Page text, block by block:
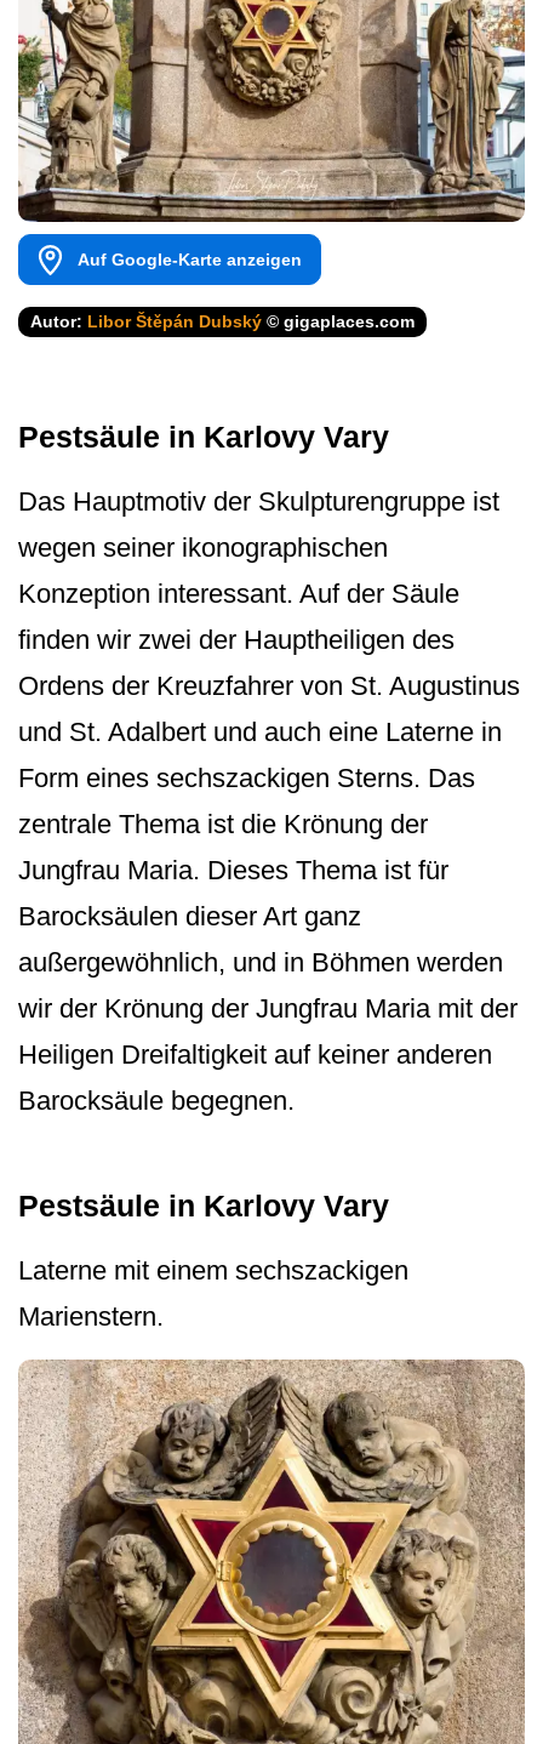
Auf Google-Karte anzeigen
Autor: Libor Štěpán Dubský © gigaplaces.com
Pestsäule in Karlovy Vary
Das Hauptmotiv der Skulpturengruppe ist
wegen seiner ikonographischen
Konzeption interessant. Auf der Säule
finden wir zwei der Hauptheiligen des
Ordens der Kreuzfahrer von St. Augustinus
und St. Adalbert und auch eine Laterne in
Form eines sechszackigen Sterns. Das
zentrale Thema ist die Krönung der
Jungfrau Maria. Dieses Thema ist für
Barocksäulen dieser Art ganz
außergewöhnlich, und in Böhmen werden
wir der Krönung der Jungfrau Maria mit der
Heiligen Dreifaltigkeit auf keiner anderen
Barocksäule begegnen.
Pestsäule in Karlovy Vary
Laterne mit einem sechszackigen
Marienstern.